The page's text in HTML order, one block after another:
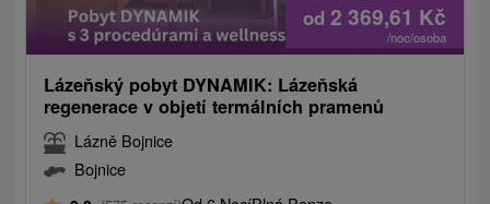
od 2 369,61 Kč
/noc/osoba
Lázeňský pobyt DYNAMIK: Lázeňská
regenerace v objetí termálních pramenů
Lázně Bojnice
Bojnice